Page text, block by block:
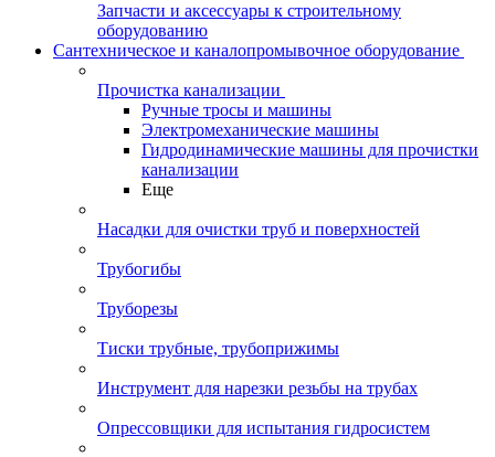
Запчасти и аксессуары к строительному
оборудованию
Сантехническое и каналопромывочное оборудование
Прочистка канализации
Ручные тросы и машины
Электромеханические машины
Гидродинамические машины для прочистки
канализации
Еще
Насадки для очистки труб и поверхностей
Трубогибы
Труборезы
Тиски трубные, трубоприжимы
Инструмент для нарезки резьбы на трубах
Опрессовщики для испытания гидросистем